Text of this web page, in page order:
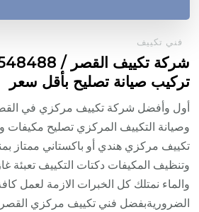
فني تكييف
تركيب صيانة تصليح بأقل سعر
أول وأفضل شركة تكييف مركزي في
وصيانة التكييف المركزي تصليح
تكييف مركزي هندي أو باكستاني ممتاز
وتنظيف المكيفات دكتات التكييف تعبئة
والماء نمتلك كل الخبرات الازمة لعمل
الضروريةبفضل فني تكييف مركزي القصر